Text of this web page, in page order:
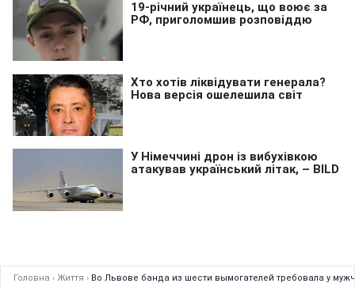
Головна › Життя › Во Львове банда из шести вымогателей требовала у